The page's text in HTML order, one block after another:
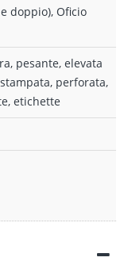
doppio), Oficio
pesante, elevata
perforata,
etichette